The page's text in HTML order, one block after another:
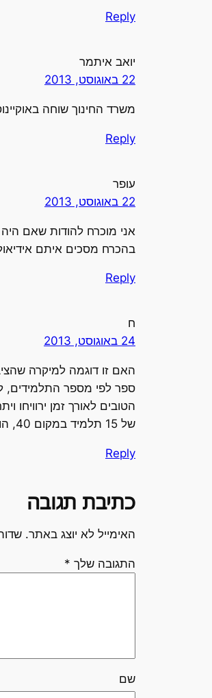
Reply
יואב איתמר
22 באוגוסט, 2013
משרד החינוך שוחה
Reply
עופר
22 באוגוסט, 2013
אני מוכרח להודות שאם
בהכרח מסכים איתם
Reply
ח
24 באוגוסט, 2013
האם זו דוגמה למיקרה
ספר לפי מספר התלמידים,
הטובים לאורך זמן
של 15 תלמיד במקום 40, הורה אחר יעדיף מחלקה של משמר הגבול שתפטרל במיסדרון.
Reply
כתיבת תגובה
האימייל לא יוצג באתר.
התגובה שלך *
שם